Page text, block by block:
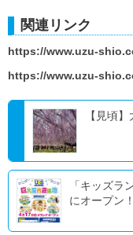
関連リンク
https://www.uzu-
https://www.uzu-
【見頃
「キッズラ
にオープン